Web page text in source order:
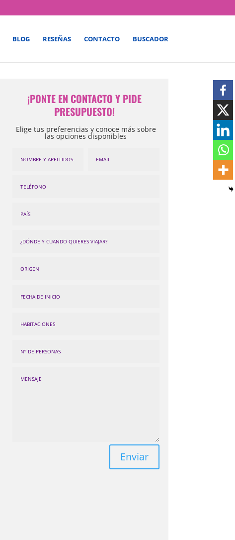
BLOG RESEÑAS CONTACTO BUSCADOR
¡PONTE EN CONTACTO Y PIDE
PRESUPUESTO!
Elige tus preferencias y conoce más sobre
las opciones disponibles
Enviar